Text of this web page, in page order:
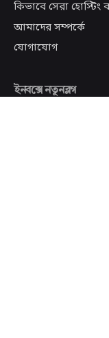
কিভাবে সেরা হোস্টিং
আমাদের সম্পর্কে
যোগাযোগ
ইনবক্সে নতুনব্লগ